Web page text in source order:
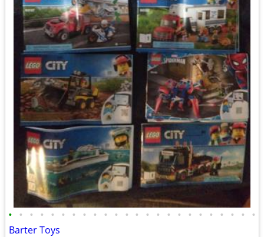
• • • • • • • • • • • • • • • • • • • • • • • •
Barter Toys